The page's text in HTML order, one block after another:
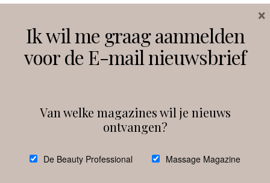
Instagram Facebook
debeautyprofessional
Ik wil me graag aanmelden
voor de E-mail nieuwsbrief
Van welke magazines wil je nieuws
ontvangen?
De Beauty Professional Massage Magazine
×